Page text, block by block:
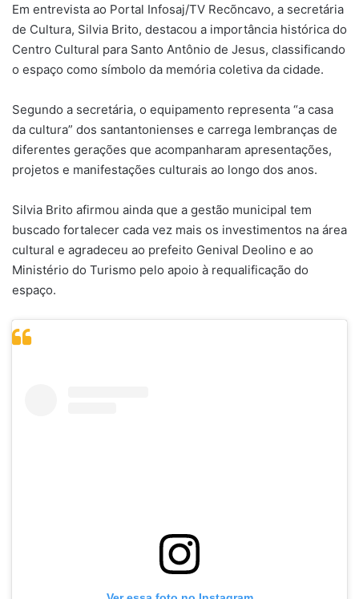
Em entrevista ao Portal Infosaj/TV Recõncavo, a secretária
de Cultura, Silvia Brito, destacou a importância histórica do
Centro Cultural para Santo Antônio de Jesus, classificando
o espaço como símbolo da memória coletiva da cidade.
Segundo a secretária, o equipamento representa “a casa
da cultura” dos santantonienses e carrega lembranças de
diferentes gerações que acompanharam apresentações,
projetos e manifestações culturais ao longo dos anos.
Silvia Brito afirmou ainda que a gestão municipal tem
buscado fortalecer cada vez mais os investimentos na área
cultural e agradeceu ao prefeito Genival Deolino e ao
Ministério do Turismo pelo apoio à requalificação do
espaço.